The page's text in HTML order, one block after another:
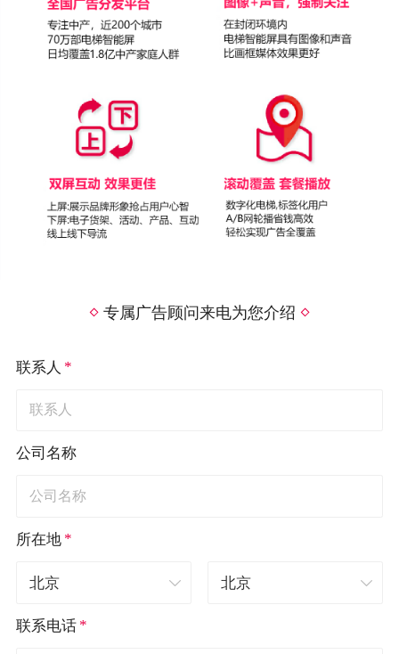
专属广告顾问来电为您介绍
联系人 *
公司名称
所在地 *
联系电话 *